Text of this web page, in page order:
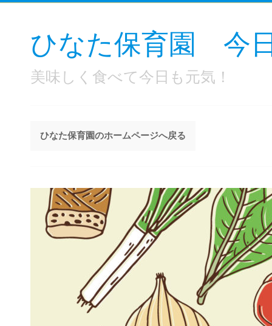
ひなた保育園 今
美味しく食べて今日も元気！
ひなた保育園のホームページへ戻る